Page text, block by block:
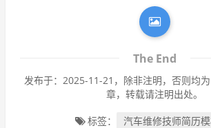
The End
发布于：2025-11-21，除非注明，否则均为
章，转载请注明出处。
标签： 汽车维修技师简历